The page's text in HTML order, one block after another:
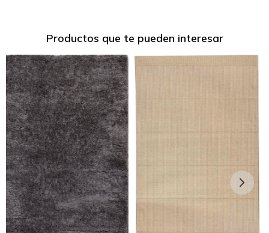
Productos que te pueden interesar